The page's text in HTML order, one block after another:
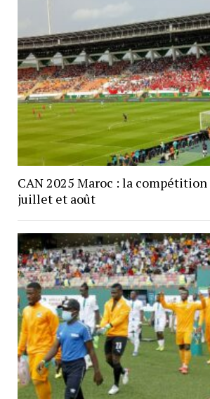
CAN 2025 Maroc : la
juillet et août